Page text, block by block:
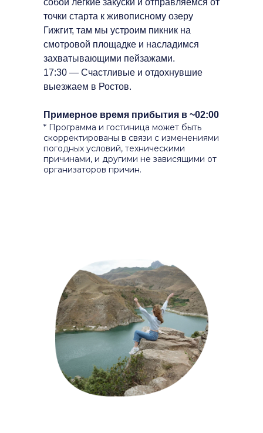
собой легкие закуски и отправляемся от
точки старта к живописному озеру
Гижгит, там мы устроим пикник на
смотровой площадке и насладимся
захватывающими пейзажами.
17:30 — Счастливые и отдохнувшие
выезжаем в Ростов.
Примерное время прибытия в ~02:00
* Программа и гостиница может быть
скорректированы в связи с изменениями
погодных условий, техническими
причинами, и другими не зависящими от
организаторов причин.